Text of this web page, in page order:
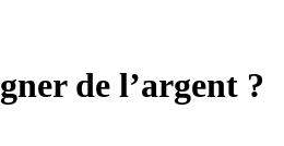
de l’argent ?